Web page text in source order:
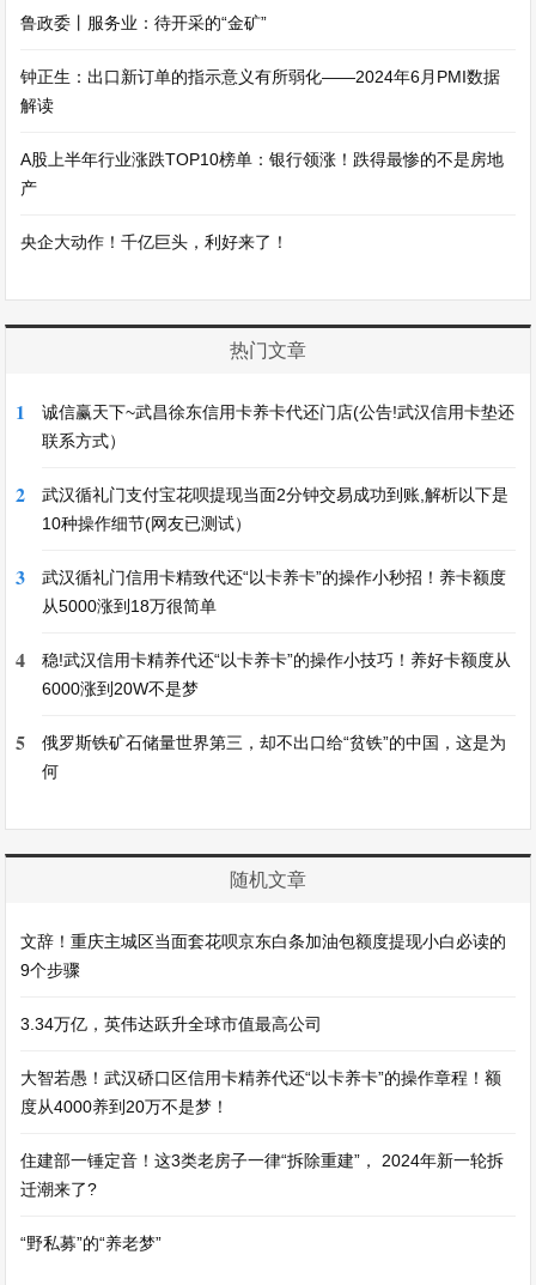
鲁政委丨服务业：待开采的“金矿”
钟正生：出口新订单的指示意义有所弱化——2024年6月PMI数据
解读
A股上半年行业涨跌TOP10榜单：银行领涨！跌得最惨的不是房地
产
央企大动作！千亿巨头，利好来了！
热门文章
1
诚信赢天下~武昌徐东信用卡养卡代还门店(公告!武汉信用卡垫还
联系方式）
2
武汉循礼门支付宝花呗提现当面2分钟交易成功到账,解析以下是
10种操作细节(网友已测试）
3
武汉循礼门信用卡精致代还“以卡养卡”的操作小秒招！养卡额度
从5000涨到18万很简单
4
稳!武汉信用卡精养代还“以卡养卡”的操作小技巧！养好卡额度从
6000涨到20W不是梦
5
俄罗斯铁矿石储量世界第三，却不出口给“贫铁”的中国，这是为
何
随机文章
文辞！重庆主城区当面套花呗京东白条加油包额度提现小白必读的
9个步骤
3.34万亿，英伟达跃升全球市值最高公司
大智若愚！武汉硚口区信用卡精养代还“以卡养卡”的操作章程！额
度从4000养到20万不是梦！
住建部一锤定音！这3类老房子一律“拆除重建”， 2024年新一轮拆
迁潮来了?
“野私募”的“养老梦”